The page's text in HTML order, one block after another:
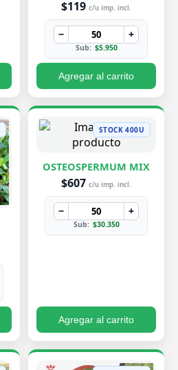
$119 c/u imp. incl.
− +
Sub: $5.950
Agregar al carrito
STOCK 400U
OSTEOSPERMUM MIX
$607 c/u imp. incl.
− +
Sub: $30.350
Agregar al carrito